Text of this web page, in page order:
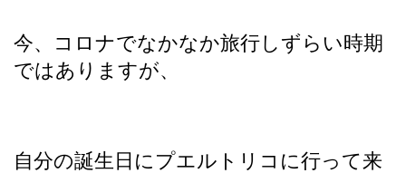
今、コロナでなかなか旅行しずらい時期
ではありますが、
自分の誕生日にプエルトリコに行って来